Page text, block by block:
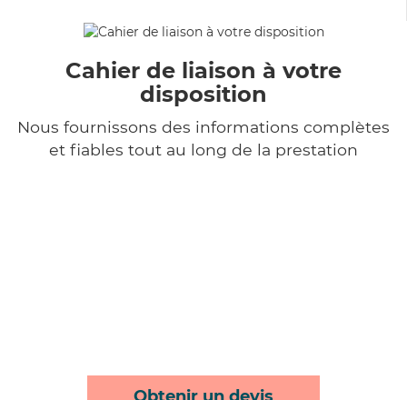
Cahier de liaison à votre
disposition
Nous fournissons des informations complètes
et fiables tout au long de la prestation